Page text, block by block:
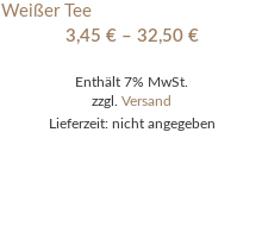
Weißer Tee
3,45 € – 32,50 €
Enthält 7% MwSt.
zzgl. Versand
Lieferzeit: nicht angegeben